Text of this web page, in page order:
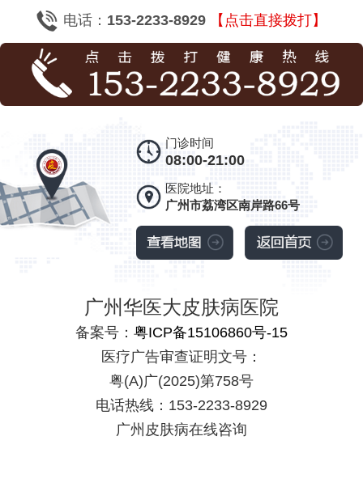
电话： 153-2233-8929 【点击直接拨打】
门诊时间
08:00-21:00
医院地址：
广州市荔湾区南岸路66号
广州华医大皮肤病医院
备案号： 粤ICP备15106860号-15
医疗广告审查证明文号：
粤(A)广(2025)第758号
电话热线：153-2233-8929
广州皮肤病在线咨询